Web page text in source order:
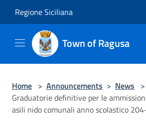
Regione Siciliana
Town of Ragusa
Home > Announcements > News >
Graduatorie definitive per le
asili nido comunali anno scolastico